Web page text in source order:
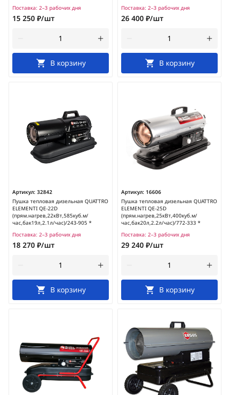
Поставка: 2–3 рабочих дня
15 250 ₽/шт
В корзину
Поставка: 2–3 рабочих дня
26 400 ₽/шт
В корзину
Артикул: 32842
Пушка тепловая дизельная QUATTRO
ELEMENTI QE-22D
(прям.нагрев,22кВт,585куб.м/
час,бак19л,2.1л/час)/243-905 *
Поставка: 2–3 рабочих дня
18 270 ₽/шт
В корзину
Артикул: 16606
Пушка тепловая дизельная QUATTRO
ELEMENTI QE-25D
(прям.нагрев,25кВт,400куб.м/
час,бак20л,2.2л/час)/772-333 *
Поставка: 2–3 рабочих дня
29 240 ₽/шт
В корзину